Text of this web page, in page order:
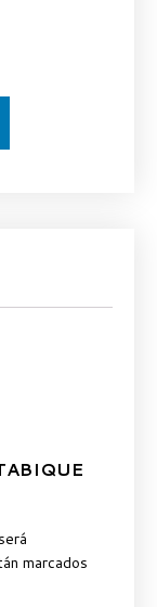
marcados